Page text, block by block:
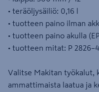
• teräöljysäiliö: 0,16 l
• tuotteen paino ilman
• tuotteen paino akulla
• tuotteen mitat: P
Valitse Makitan työkalut,
ammattimaista laatua ja